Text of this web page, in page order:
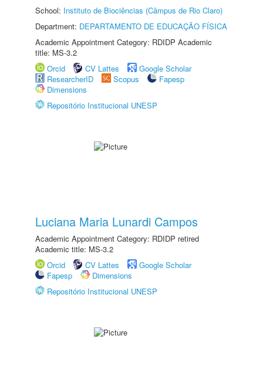
School: Instituto de Biociências (Câmpus de Rio Claro)
Department: DEPARTAMENTO DE EDUCAÇÃO FÍSICA
Academic Appointment Category: RDIDP Academic
title: MS-3.2
Orcid
CV Lattes
Google Scholar
ResearcherID
Scopus
Fapesp
Dimensions
Repositório Institucional UNESP
Luciana Maria Lunardi Campos
Academic Appointment Category: RDIDP retired
Academic title: MS-3.2
Orcid
CV Lattes
Google Scholar
Fapesp
Dimensions
Repositório Institucional UNESP